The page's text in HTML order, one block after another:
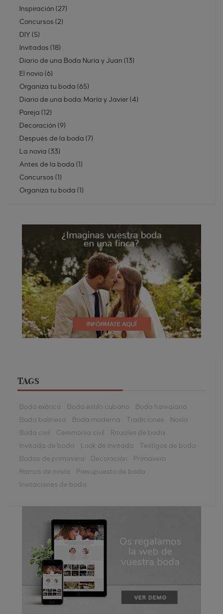
Inspiración (27)
Concursos (2)
DIY (5)
Invitados (18)
Diario de una Boda Nuria y Juan (13)
El novio(6)
Organiza tu boda (65)
Diario de una boda: María y Javier(4)
Pareja (12)
Decoración (9)
Después de la boda (7)
La novia (33)
Antes de la boda (1)
Concursos (1)
Organiza tu boda (1)
TAGS
Boda exótica Boda estilo cubano
Boda hawaiana
Boda balinesa
Boda moderna Tradiciones
Novia
Boda civil
Ceremonia civil
Rituales de boda
Invitada de boda
Look de invitada
Testigos de boda
Bodas de primavera
Decoración
Primavera
Ramos de novia
Presupuesto de boda
Invitaciones de boda